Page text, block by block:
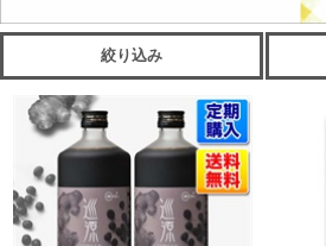
絞り込み